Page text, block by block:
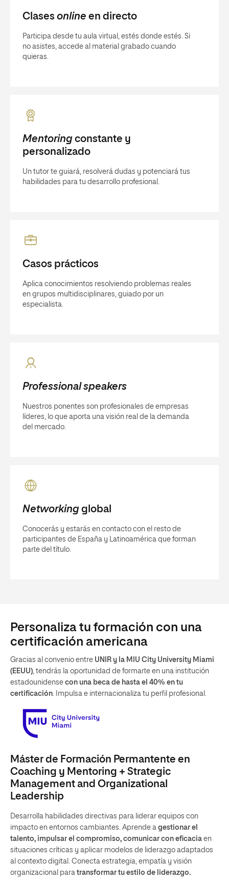
Clases online en directo
Participa desde tu aula virtual, estés donde estés. Si
no asistes, accede al material grabado cuando
quieras.
Mentoringconstante y
personalizado
Un tutor te guiará, resolverá dudas y potenciará tus
habilidades para tu desarrollo profesional.
Casos prácticos
Aplica conocimientos resolviendo problemas reales
en grupos multidisciplinares, guiado por un
especialista.
Professional speakers
Nuestros ponentes son profesionales de empresas
líderes, lo que aporta una visión real de la demanda
del mercado.
Networkingglobal
Conocerás y estarás en contacto con el resto de
participantes de España y Latinoamérica que forman
parte del título.
Personaliza tu formación con una
certificación americana
Gracias al convenio entre UNIR y la MIU City University Miami
(EEUU), tendrás la oportunidad de formarte en una institución
estadounidense con una beca de hasta el 40% en tu
certificación. Impulsa e internacionaliza tu perfil profesional.
Máster de Formación Permantente en
Coaching y Mentoring + Strategic
Management and Organizational
Leadership
Desarrolla habilidades directivas para liderar equipos con
impacto en entornos cambiantes. Aprende a gestionar el
talento, impulsar el compromiso, comunicar con eficacia en
situaciones críticas y aplicar modelos de liderazgo adaptados
al contexto digital. Conecta estrategia, empatía y visión
organizacional para transformar tu estilo de liderazgo.